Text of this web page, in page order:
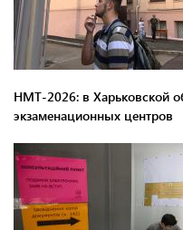
НМТ-2026: в Харьковской
экзаменационных центров